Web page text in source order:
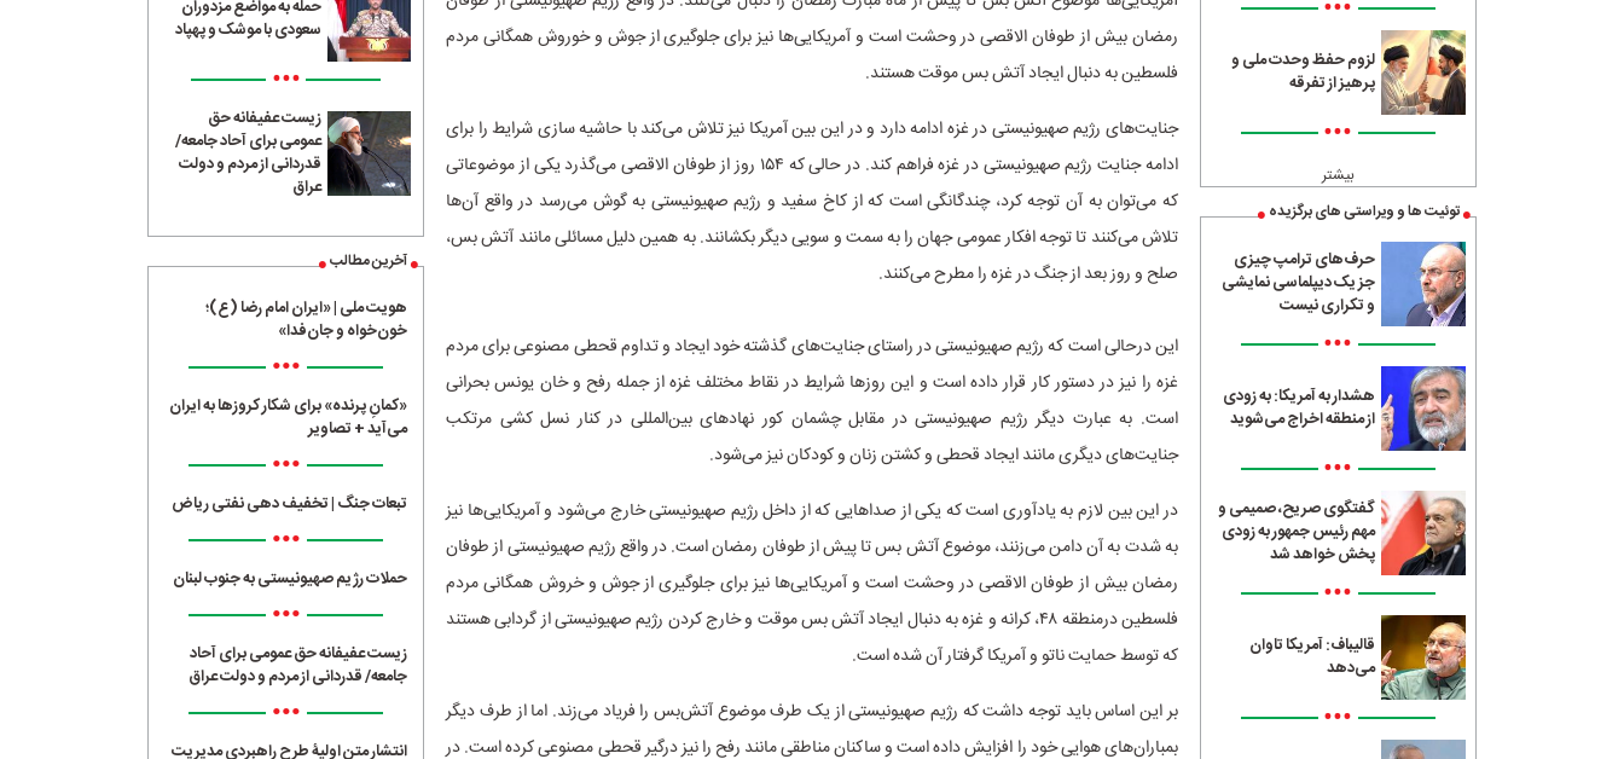
•••
لزوم حفظ وحدت ملی و
پرهیز از تفرقه
•••
بیشتر
توئیت ها و ویراستی های برگزیده
حرف‌های ترامپ چیزی
جز یک دیپلماسی نمایشی
و تکراری نیست
•••
هشدار به آمریکا: به زودی
از منطقه اخراج می‌شوید
•••
گفتگوی صریح، صمیمی و
مهم رئیس جمهور به زودی
پخش خواهد شد
•••
قالیباف: آمریکا تاوان
می‌دهد
•••
رمضان بیش از طوفان الاقصی در وحشت است و آمریکایی‌ها نیز برای جلوگیری از جوش و خوروش همگانی مردم
فلسطین به دنبال ایجاد آتش بس موقت هستند.
جنایت‌های رژیم صهیونیستی در غزه ادامه دارد و در این بین آمریکا نیز تلاش می‌کند با حاشیه سازی شرایط را برای
ادامه جنایت رژیم صهیونیستی در غزه فراهم کند. در حالی که ۱۵۴ روز از طوفان الاقصی می‌گذرد یکی از موضوعاتی
که می‌توان به آن توجه کرد، چندگانگی است که از کاخ سفید و رژیم صهیونیستی به گوش می‌رسد در واقع آن‌ها
تلاش می‌کنند تا توجه افکار عمومی جهان را به سمت و سویی دیگر بکشانند. به همین دلیل مسائلی مانند آتش بس،
صلح و روز بعد از جنگ در غزه را مطرح می‌کنند.
این درحالی است که رژیم صهیونیستی در راستای جنایت‌های گذشته خود ایجاد و تداوم قحطی مصنوعی برای مردم
غزه را نیز در دستور کار قرار داده است و این روز‌ها شرایط در نقاط مختلف غزه از جمله رفح و خان یونس بحرانی
است. به عبارت دیگر رژیم صهیونیستی در مقابل چشمان کور نهاد‌های بین‌المللی در کنار نسل کشی مرتکب
جنایت‌های دیگری مانند ایجاد قحطی و کشتن زنان و کودکان نیز می‌شود.
در این بین لازم به یادآوری است که یکی از صدا‌هایی که از داخل رژیم صهیونیستی خارج می‌شود و آمریکایی‌ها نیز
به شدت به آن دامن می‌زنند، موضوع آتش بس تا پیش از طوفان رمضان است. در واقع رژیم صهیونیستی از طوفان
رمضان بیش از طوفان الاقصی در وحشت است و آمریکایی‌ها نیز برای جلوگیری از جوش و خروش همگانی مردم
فلسطین درمنطقه ۴۸، کرانه و غزه به دنبال ایجاد آتش بس موقت و خارج کردن رژیم صهیونیستی از گردابی هستند
که توسط حمایت ناتو و آمریکا گرفتار آن شده است.
‌بر این اساس باید توجه داشت که رژیم صهیونیستی از یک طرف موضوع آتش‌بس را فریاد می‌زند. اما از طرف دیگر
بمباران‌های هوایی خود را افزایش داده است و ساکنان مناطقی مانند رفح را نیز درگیر قحطی مصنوعی کرده است. در
حمله به مواضع مزدوران
سعودی با موشک و پهپاد
•••
زیست عفیفانه حق
عمومی برای آحاد جامعه/
قدردانی از مردم و دولت
عراق
آخرین مطالب
هویت ملی | «ایران امام رضا (ع)؛
خون‌خواه و جان‌فدا»
•••
«کمانِ پرنده» برای شکار کروزها به ایران
می‌آید + تصاویر
•••
تبعات جنگ | تخفیف دهی نفتی ریاض
•••
حملات رژیم صهیونیستی به جنوب لبنان
•••
زیست عفیفانه حق عمومی برای آحاد
جامعه/ قدردانی از مردم و دولت عراق
•••
انتشار متن اولیۀ طرح راهبردی مدیریت